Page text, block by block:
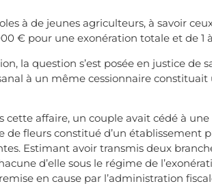
à de jeunes agriculteurs, à savoir
€ pour une exonération totale et de 1
la question s’est posée en justice de
à un même cessionnaire
cette affaire, un couple avait cédé à
de fleurs constitué d’un établissement
Estimant avoir transmis deux
d’elle sous le régime de
en cause par l’administration